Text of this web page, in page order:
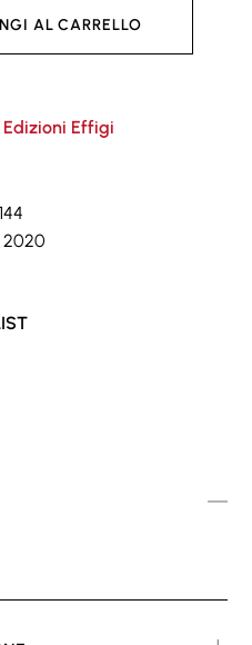
AL CARRELLO
Edizioni Effigi
144
2020